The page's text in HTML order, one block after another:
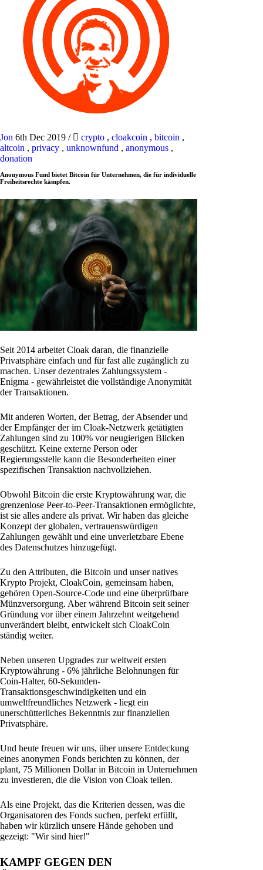
Jon 6th Dec 2019 / crypto , cloakcoin , bitcoin ,
altcoin , privacy , unknownfund , anonymous ,
donation
Anonymous Fund bietet Bitcoin für Unternehmen, die für individuelle
Freiheitsrechte kämpfen.
Seit 2014 arbeitet Cloak daran, die finanzielle
Privatsphäre einfach und für fast alle zugänglich zu
machen. Unser dezentrales Zahlungssystem -
Enigma - gewährleistet die vollständige Anonymität
der Transaktionen.
Mit anderen Worten, der Betrag, der Absender und
der Empfänger der im Cloak-Netzwerk getätigten
Zahlungen sind zu 100% vor neugierigen Blicken
geschützt. Keine externe Person oder
Regierungsstelle kann die Besonderheiten einer
spezifischen Transaktion nachvollziehen.
Obwohl Bitcoin die erste Kryptowährung war, die
grenzenlose Peer-to-Peer-Transaktionen ermöglichte,
ist sie alles andere als privat. Wir haben das gleiche
Konzept der globalen, vertrauenswürdigen
Zahlungen gewählt und eine unverletzbare Ebene
des Datenschutzes hinzugefügt.
Zu den Attributen, die Bitcoin und unser natives
Krypto Projekt, CloakCoin, gemeinsam haben,
gehören Open-Source-Code und eine überprüfbare
Münzversorgung. Aber während Bitcoin seit seiner
Gründung vor über einem Jahrzehnt weitgehend
unverändert bleibt, entwickelt sich CloakCoin
ständig weiter.
Neben unseren Upgrades zur weltweit ersten
Kryptowährung - 6% jährliche Belohnungen für
Coin-Halter, 60-Sekunden-
Transaktionsgeschwindigkeiten und ein
umweltfreundliches Netzwerk - liegt ein
unerschütterliches Bekenntnis zur finanziellen
Privatsphäre.
Und heute freuen wir uns, über unsere Entdeckung
eines anonymen Fonds berichten zu können, der
plant, 75 Millionen Dollar in Bitcoin in Unternehmen
zu investieren, die die Vision von Cloak teilen.
Als eine Projekt, das die Kriterien dessen, was die
Organisatoren des Fonds suchen, perfekt erfüllt,
haben wir kürzlich unsere Hände gehoben und
gezeigt: "Wir sind hier!"
KAMPF GEGEN DEN